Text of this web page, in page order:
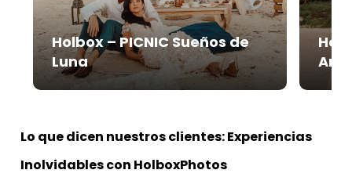
Holbox – PICNIC Sueños de
Luna
Lo que dicen nuestros clientes: Experiencias
Inolvidables con HolboxPhotos